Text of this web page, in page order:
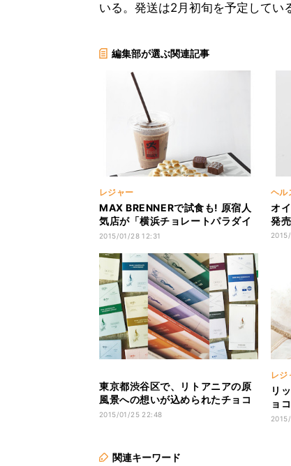
いる。発送は2月初旬を予定してい
編集部が選ぶ関連記事
レジャー
MAX BRENNERで試食も! 原宿人
気店が「横浜チョレートパラダイ
ス」に集結
2015/01/28 12:31
ヘル
オ
発売
東京都渋谷区で、リトアニアの原
風景への想いが込められたチョコ
を販売
2015/01/25 22:48
レジ
リ
ョ
売
関連キーワード